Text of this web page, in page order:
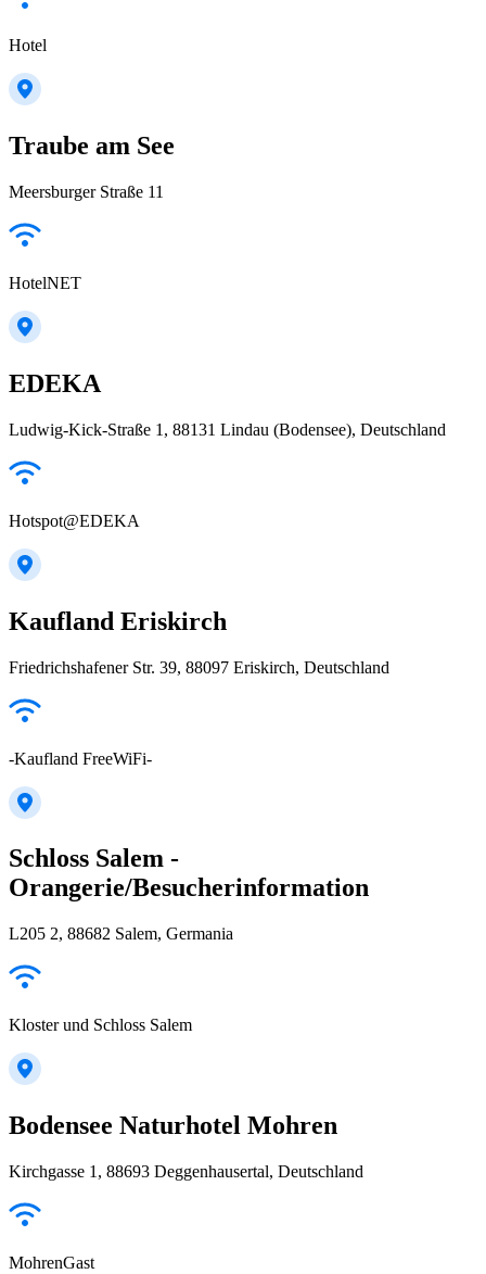
Hotel
Traube am See
Meersburger Straße 11
HotelNET
EDEKA
Ludwig-Kick-Straße 1, 88131 Lindau (Bodensee), Deutschland
Hotspot@EDEKA
Kaufland Eriskirch
Friedrichshafener Str. 39, 88097 Eriskirch, Deutschland
-Kaufland FreeWiFi-
Schloss Salem -
Orangerie/Besucherinformation
L205 2, 88682 Salem, Germania
Kloster und Schloss Salem
Bodensee Naturhotel Mohren
Kirchgasse 1, 88693 Deggenhausertal, Deutschland
MohrenGast